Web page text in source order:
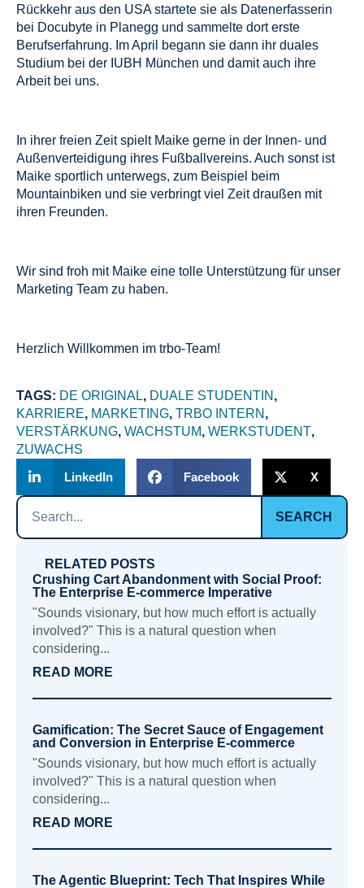
Rückkehr aus den USA startete sie als Datenerfasserin
bei Docubyte in Planegg und sammelte dort erste
Berufserfahrung. Im April begann sie dann ihr duales
Studium bei der IUBH München und damit auch ihre
Arbeit bei uns.
In ihrer freien Zeit spielt Maike gerne in der Innen- und
Außenverteidigung ihres Fußballvereins. Auch sonst ist
Maike sportlich unterwegs, zum Beispiel beim
Mountainbiken und sie verbringt viel Zeit draußen mit
ihren Freunden.
Wir sind froh mit Maike eine tolle Unterstützung für unser
Marketing Team zu haben.
Herzlich Willkommen im trbo-Team!
TAGS: DE ORIGINAL, DUALE STUDENTIN ,
KARRIERE, MARKETING, TRBO INTERN ,
VERSTÄRKUNG, WACHSTUM, WERKSTUDENT,
ZUWACHS
LinkedIn
Facebook X
SEARCH
RELATED POSTS
Crushing Cart Abandonment with Social Proof:
The Enterprise E-commerce Imperative
"Sounds visionary, but how much effort is actually
involved?" This is a natural question when
considering...
READ MORE
Gamification: The Secret Sauce of Engagement
and Conversion in Enterprise E-commerce
"Sounds visionary, but how much effort is actually
involved?" This is a natural question when
considering...
READ MORE
The Agentic Blueprint: Tech That Inspires While